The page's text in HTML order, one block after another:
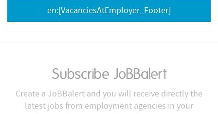
en:[VacanciesAtEmployer_Footer]
Subscribe JoBBalert
Create a JoBBalert and you will receive directly the
latest jobs from employment agencies in your